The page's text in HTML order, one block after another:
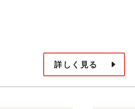
詳しく見る